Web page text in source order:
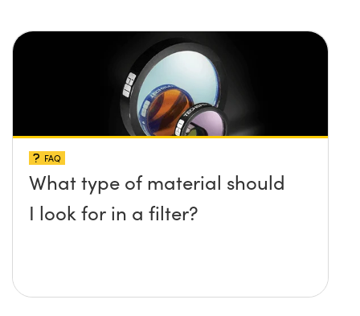
FAQ
What type of material should
I look for in a filter?